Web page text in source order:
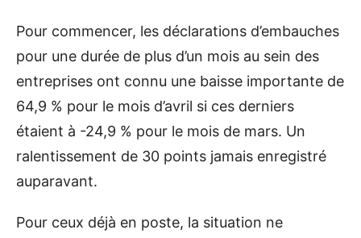
Pour commencer, les déclarations d’embauches
pour une durée de plus d’un mois au sein des
entreprises ont connu une baisse importante de
64,9 % pour le mois d’avril si ces derniers
étaient à -24,9 % pour le mois de mars. Un
ralentissement de 30 points jamais enregistré
auparavant.
Pour ceux déjà en poste, la situation ne